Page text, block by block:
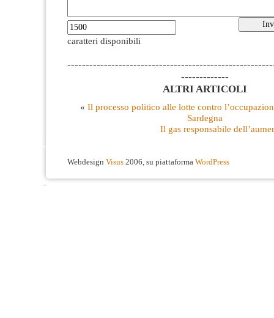
caratteri disponibili
-------------
ALTRI ARTICOLI
« Il processo politico alle lotte contro
Sardegna
Il gas responsabile
Webdesign Visus 2006, su piattaforma WordPress